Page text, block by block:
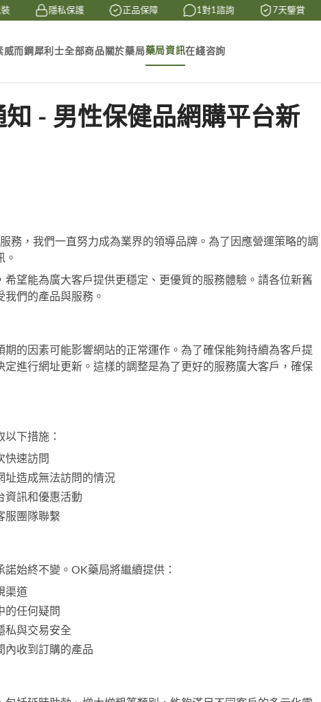
隱私保護 正品保障 1對1諮詢 7天鑒賞
威而鋼 犀利士全部商品 關於藥局藥局資訊在綫咨詢
- 男性保健品網購平台新
務，我們一直努力成為業界的領導品牌。為了因應營運策略的調
。
望能為廣大客戶提供更穩定、更優質的服務體驗。請各位新舊
們的產品與服務。
的因素可能影響網站的正常運作。為了確保能夠持續為客戶提
進行網址更新。這樣的調整是為了更好的服務廣大客戶，確保
下措施：
快速訪問
址造成無法訪問的情況
資訊和優惠活動
服團隊聯繫
始終不變。 OK藥局將繼續提供：
渠道
的任何疑問
私與交易安全
內收到訂購的產品